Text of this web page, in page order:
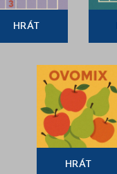
HRÁT
HRÁT